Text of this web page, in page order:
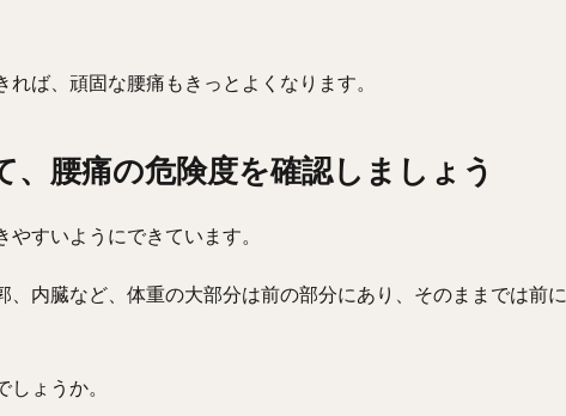
ば、頑固な腰痛もきっとよくなります。
腰痛の危険度を確認しましょう
すいようにできています。
内臓など、体重の大部分は前の部分にあり、そのままでは前に
ょうか。